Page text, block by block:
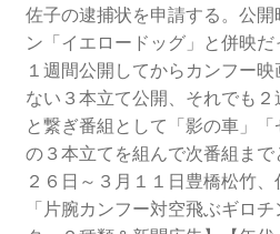
佐子の逮捕状を申請する。公
ン「イエロードッグ」と併映
１週間公開してからカンフー
ない３本立て公開、それでも
と繋ぎ番組として「影の車」「
の３本立てを組んで次番組ま
２６日～３月１１日豊橋松竹、
「片腕カンフー対空飛ぶギロ